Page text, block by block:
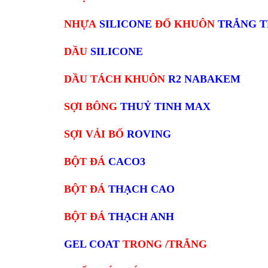
NHỰA SILICONE ĐỔ KHUÔN TRẮNG
DẦU SILICONE
DẦU TÁCH KHUÔN R2 NABAKEM
SỢI BÔNG THUỶ TINH MAX
SỢI VẢI BỐ ROVING
BỘT ĐÁ CACO3
BỘT ĐÁ THẠCH CAO
BỘT ĐÁ THẠCH ANH
GEL COAT TRONG /TRẮNG